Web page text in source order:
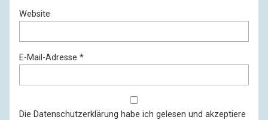
Website
E-Mail-Adresse *
Die Datenschutzerklärung habe ich gelesen und akzeptiere